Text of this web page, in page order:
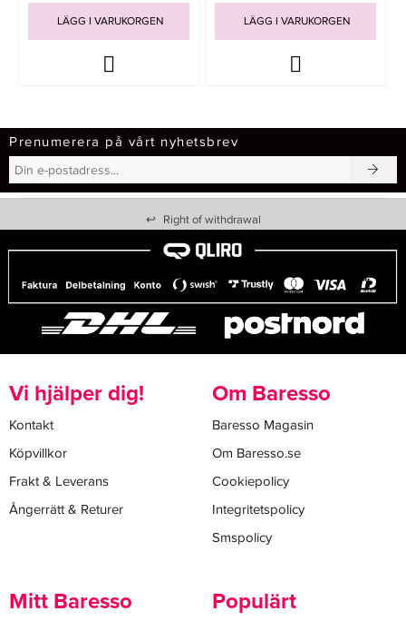
LÄGG I VARUKORGEN LÄGG I VARUKORGEN
Prenumerera på vårt nyhetsbrev
↩ Right of withdrawal
Vi hjälper dig!
Kontakt
Köpvillkor
Frakt & Leverans
Ångerrätt & Returer
Om Baresso
Baresso Magasin
Om Baresso.se
Cookiepolicy
Integritetspolicy
Smspolicy
Mitt Baresso Populärt